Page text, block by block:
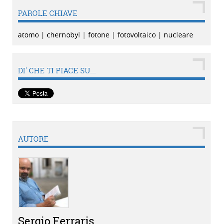
PAROLE CHIAVE
atomo | chernobyl | fotone | fotovoltaico | nucleare
DI' CHE TI PIACE SU...
AUTORE
Sergio Ferraris